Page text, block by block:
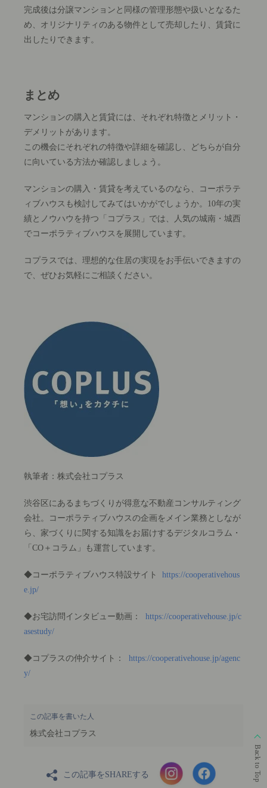
完成後は分譲マンションと同様の管理形態や扱いとなるた
め、オリジナリティのある物件として売却したり、賃貸に
出したりできます。
まとめ
マンションの購入と賃貸には、それぞれ特徴とメリット・
デメリットがあります。
この機会にそれぞれの特徴や詳細を確認し、どちらが自分
に向いている方法か確認しましょう。
マンションの購入・賃貸を考えているのなら、コーポラテ
ィブハウスも検討してみてはいかがでしょうか。10年の実
績とノウハウを持つ「コプラス」では、人気の城南・城西
でコーポラティブハウスを展開しています。
コプラスでは、理想的な住居の実現をお手伝いできますの
で、ぜひお気軽にご相談ください。
執筆者：株式会社コプラス
渋谷区にあるまちづくりが得意な不動産コンサルティング
会社。コーポラティブハウスの企画をメイン業務としなが
ら、家づくりに関する知識をお届けするデジタルコラム・
「CO＋コラム」も運営しています。
◆コーポラティブハウス特設サイト
https://cooperativehous
e.jp/
◆お宅訪問インタビュー動画：
https://cooperativehouse.jp/c
asestudy/
◆コプラスの仲介サイト：
https://cooperativehouse.jp/agenc
y/
この記事を書いた人
株式会社コプラス
この記事をSHAREする Back to Top